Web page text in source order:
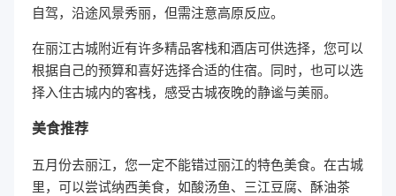
自驾，沿途风景秀丽，但需注意高原反应。
在丽江古城附近有许多精品客栈和酒店可供选择，您可以
根据自己的预算和喜好选择合适的住宿。同时，也可以选
择入住古城内的客栈，感受古城夜晚的静谧与美丽。
美食推荐
五月份去丽江，您一定不能错过丽江的特色美食。在古城
里，可以尝试纳西美食，如酸汤鱼、三江豆腐、酥油茶